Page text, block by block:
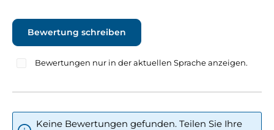
Bewertung schreiben
Bewertungen nur in der aktuellen Sprache anzeigen.
Keine Bewertungen gefunden. Teilen Sie Ihre